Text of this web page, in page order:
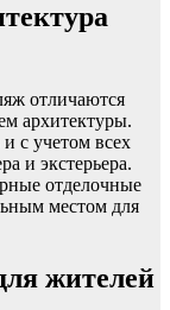
отличаются
архитектуры.
с учетом всех
и экстерьера.
отделочные
местом для
жителей